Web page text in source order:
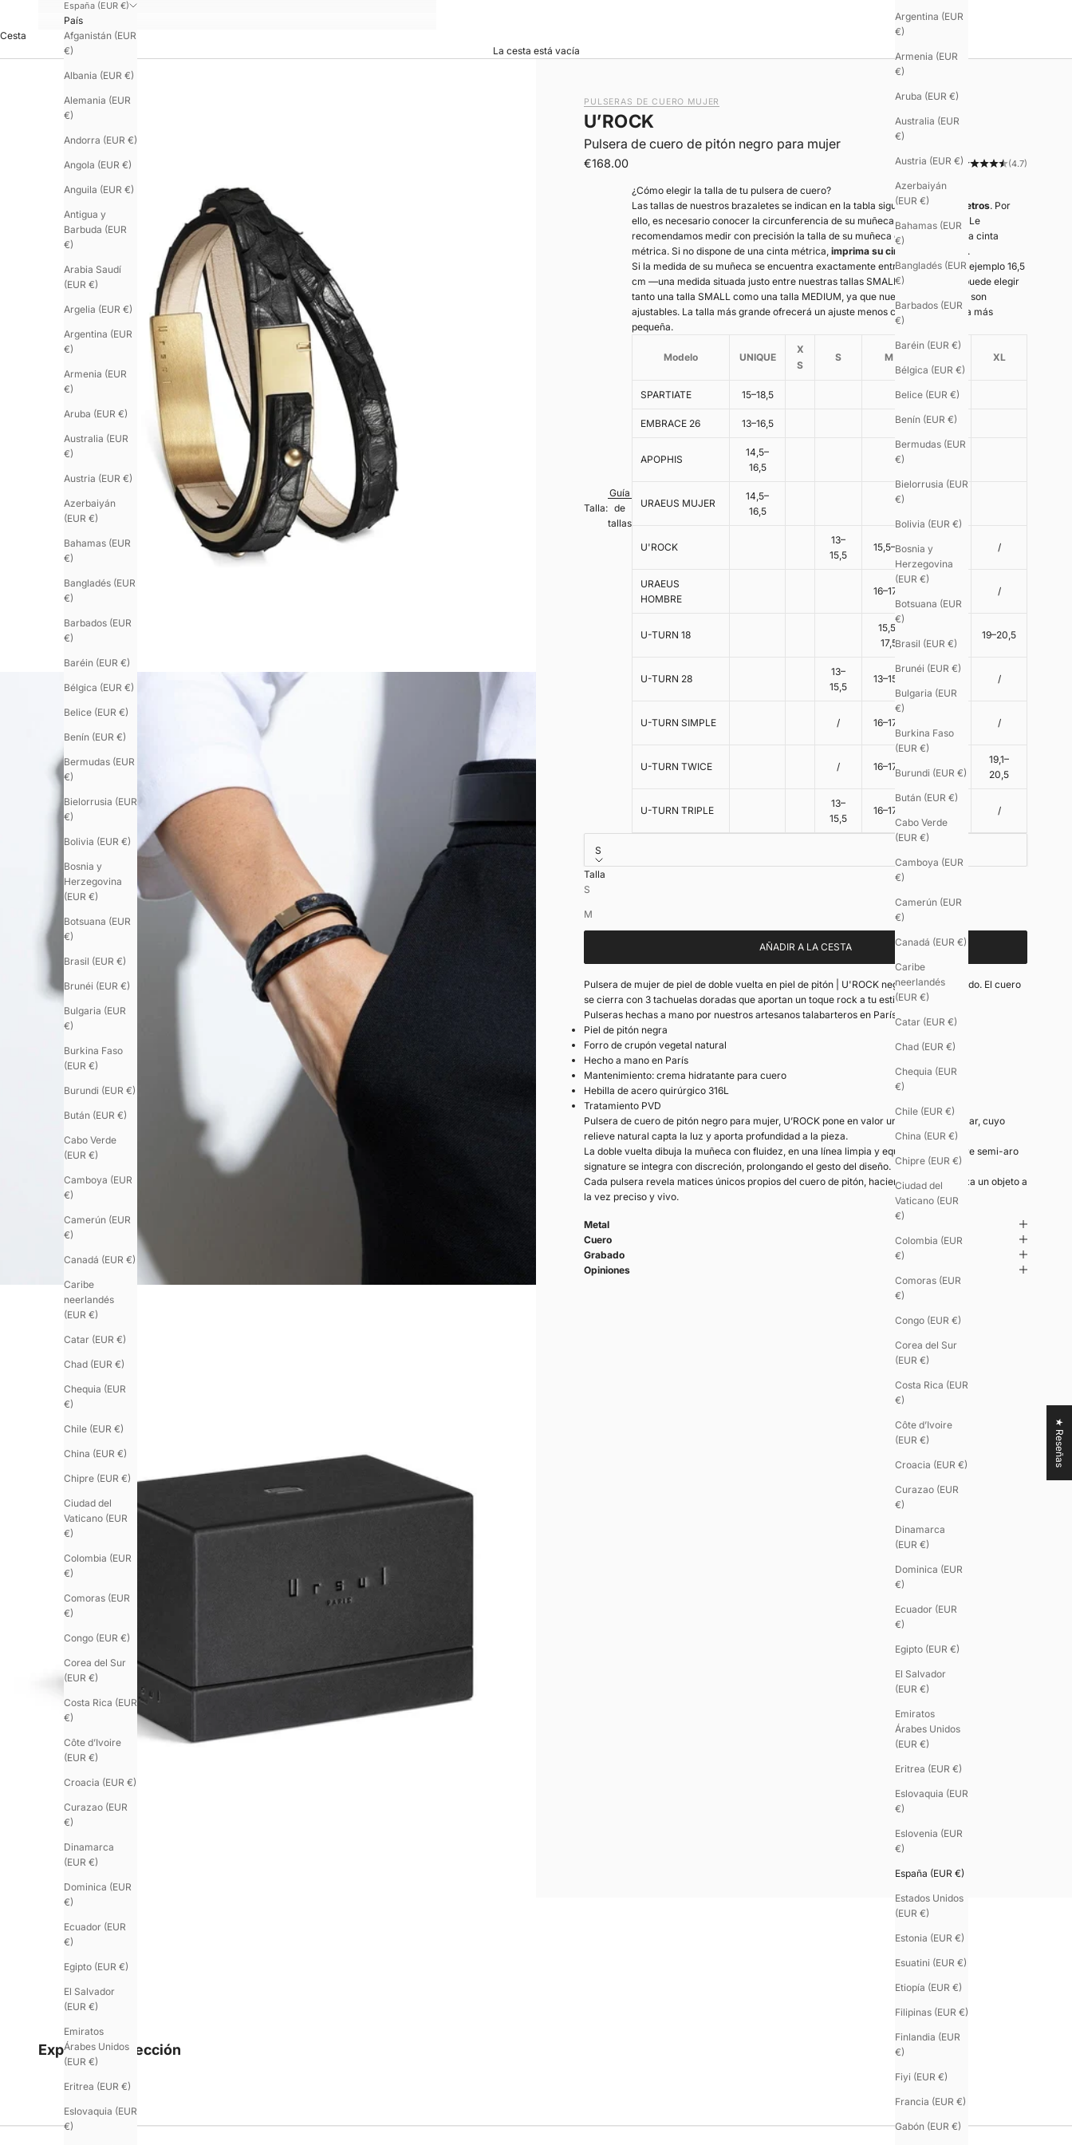
Argentina (EUR
€)
Armenia (EUR
€)
Aruba (EUR €)
Australia (EUR
€)
Austria (EUR €)
Azerbaiyán
(EUR €)
Bahamas (EUR
€)
Bangladés (EUR
€)
Barbados (EUR
€)
Baréin (EUR €)
Bélgica (EUR €)
Belice (EUR €)
Benín (EUR €)
Bermudas (EUR
€)
Bielorrusia (EUR
€)
Bolivia (EUR €)
Bosnia y
Herzegovina
(EUR €)
Botsuana (EUR
€)
Brasil (EUR €)
Brunéi (EUR €)
Bulgaria (EUR
€)
Burkina Faso
(EUR €)
Burundi (EUR €)
Bután (EUR €)
Cabo Verde
(EUR €)
Camboya (EUR
€)
Camerún (EUR
€)
Canadá (EUR €)
Caribe
neerlandés
(EUR €)
Catar (EUR €)
Chad (EUR €)
Chequia (EUR
€)
Chile (EUR €)
China (EUR €)
Chipre (EUR €)
Ciudad del
Vaticano (EUR
€)
Colombia (EUR
€)
Comoras (EUR
€)
Congo (EUR €)
Corea del Sur
(EUR €)
Costa Rica (EUR
€)
Côte d’Ivoire
(EUR €)
Croacia (EUR €)
Curazao (EUR
€)
Dinamarca
(EUR €)
Dominica (EUR
€)
Ecuador (EUR
€)
Egipto (EUR €)
El Salvador
(EUR €)
Emiratos
Árabes Unidos
(EUR €)
Eritrea (EUR €)
Eslovaquia (EUR
€)
Eslovenia (EUR
€)
España (EUR €)
Estados Unidos
(EUR €)
Estonia (EUR €)
Esuatini (EUR €)
Etiopía (EUR €)
Filipinas (EUR €)
Finlandia (EUR
€)
Fiyi (EUR €)
Francia (EUR €)
Gabón (EUR €)
España (EUR €)
País
Afganistán (EUR
€)
Albania (EUR €)
Alemania (EUR
€)
Andorra (EUR €)
Angola (EUR €)
Anguila (EUR €)
Antigua y
Barbuda (EUR
€)
Arabia Saudí
(EUR €)
Argelia (EUR €)
Argentina (EUR
€)
Armenia (EUR
€)
Aruba (EUR €)
Australia (EUR
€)
Austria (EUR €)
Azerbaiyán
(EUR €)
Bahamas (EUR
€)
Bangladés (EUR
€)
Barbados (EUR
€)
Baréin (EUR €)
Bélgica (EUR €)
Belice (EUR €)
Benín (EUR €)
Bermudas (EUR
€)
Bielorrusia (EUR
€)
Bolivia (EUR €)
Bosnia y
Herzegovina
(EUR €)
Botsuana (EUR
€)
Brasil (EUR €)
Brunéi (EUR €)
Bulgaria (EUR
€)
Burkina Faso
(EUR €)
Burundi (EUR €)
Bután (EUR €)
Cabo Verde
(EUR €)
Camboya (EUR
€)
Camerún (EUR
€)
Canadá (EUR €)
Caribe
neerlandés
(EUR €)
Catar (EUR €)
Chad (EUR €)
Chequia (EUR
€)
Chile (EUR €)
China (EUR €)
Chipre (EUR €)
Ciudad del
Vaticano (EUR
€)
Colombia (EUR
€)
Comoras (EUR
€)
Congo (EUR €)
Corea del Sur
(EUR €)
Costa Rica (EUR
€)
Côte d’Ivoire
(EUR €)
Croacia (EUR €)
Curazao (EUR
€)
Dinamarca
(EUR €)
Dominica (EUR
€)
Ecuador (EUR
€)
Egipto (EUR €)
El Salvador
(EUR €)
Emiratos
Árabes Unidos
(EUR €)
Eritrea (EUR €)
Eslovaquia (EUR
€)
Cesta
La cesta está vacía
PULSERAS DE CUERO MUJER
Pulsera de cuero de pitón negro para mujer
|
U’ROCK
Precio de oferta
€168.00 (4.7)
Talla:
Guía
de
tallas
¿Cómo elegir la talla de tu pulsera de cuero?
Las tallas de nuestros brazaletes se indican en la tabla siguiente en
centímetros. Por
ello, es necesario conocer la circunferencia de su muñeca en centímetros. Le
recomendamos medir con precisión la talla de su muñeca con ayuda de una cinta
métrica. Si no dispone de una cinta métrica, imprima su cinta métrica aquí .
Si la medida de su muñeca se encuentra exactamente entre dos tallas, por ejemplo 16,5
cm —una medida situada justo entre nuestras tallas SMALL y MEDIUM—, puede elegir
tanto una talla SMALL como una talla MEDIUM, ya que nuestros brazaletes son
ajustables. La talla más grande ofrecerá un ajuste menos ceñido que la talla más
pequeña.
Modelo UNIQUE
X
S
S M XL
SPARTIATE 15–18,5
EMBRACE 26 13–16,5
APOPHIS
14,5–
16,5
URAEUS MUJER
14,5–
16,5
U'ROCK
13–
15,5
15,5–17 17–19 /
URAEUS
HOMBRE
16–17,5
19,5
/
U-TURN 18
15,5–
17,5
19–20,5
U-TURN 28
13–
15,5
13–15,5 /
U-TURN SIMPLE / 16–17,5
19,5
/
U-TURN TWICE / 16–17,5
19,5
19,1–
20,5
U-TURN TRIPLE
13–
15,5
16–17,5 /
S
Talla
S
M
AÑADIR A LA CESTA
Pulsera de mujer de piel de doble vuelta en piel de pitón | U'ROCK negra y cierre dorado. El cuero
se cierra con 3 tachuelas doradas que aportan un toque rock a tu estilo.
Pulseras hechas a mano por nuestros artesanos talabarteros en París.
Piel de pitón negra
Forro de crupón vegetal natural
Hecho a mano en París
Mantenimiento: crema hidratante para cuero
Hebilla de acero quirúrgico 316L
Tratamiento PVD
Pulsera de cuero de pitón negro para mujer, U’ROCK pone en valor una materia singular, cuyo
relieve natural capta la luz y aporta profundidad a la pieza.
La doble vuelta dibuja la muñeca con fluidez, en una línea limpia y equilibrada. El cierre semi-aro
signature se integra con discreción, prolongando el gesto del diseño.
Cada pulsera revela matices únicos propios del cuero de pitón, haciendo de cada pieza un objeto a
la vez preciso y vivo.
Metal
Cuero
Grabado
Opiniones
U'ROCK
Una línea con tachuelas, en doble vuelta.
Explorar la colección
★ Reseñas